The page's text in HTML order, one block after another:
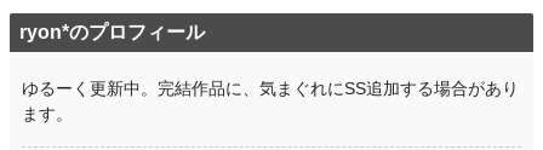
ryon*のプロフィール
ゆるーく更新中。完結作品に、気まぐれにSS追加する場合があり
ます。